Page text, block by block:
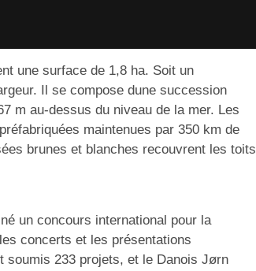
une surface de 1,8 ha. Soit un
Il se compose dune succession
m au-dessus du niveau de la mer. Les
maintenues par 350 km de
brunes et blanches recouvrent les toits
un concours international pour la
concerts et les présentations
soumis 233 projets, et le Danois Jørn